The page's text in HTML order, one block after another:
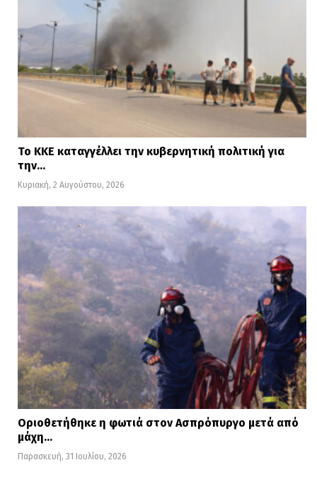
Το ΚΚΕ καταγγέλλει την κυβερνητική πολιτική για
την…
Κυριακή, 2 Αυγούστου, 2026
Οριοθετήθηκε η φωτιά στον Ασπρόπυργο μετά από
μάχη…
Παρασκευή, 31 Ιουλίου, 2026